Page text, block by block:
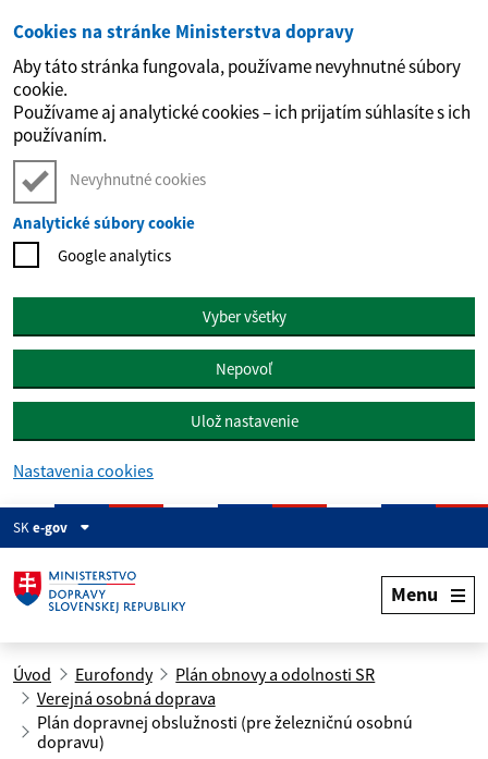
Preskočiť na hlavný obsah
Cookies na stránke Ministerstva dopravy
Aby táto stránka fungovala, používame nevyhnutné súbory
cookie.
Používame aj analytické cookies – ich prijatím súhlasíte s ich
používaním.
Nevyhnutné cookies
Analytické súbory cookie
Google analytics
Vyber všetky
Nepovoľ
Ulož nastavenie
Nastavenia cookies
SKe-gov
Menu
Úvod Eurofondy
Plán obnovy a odolnosti SR
Verejná osobná doprava
Plán dopravnej obslužnosti (pre železničnú osobnú
dopravu)